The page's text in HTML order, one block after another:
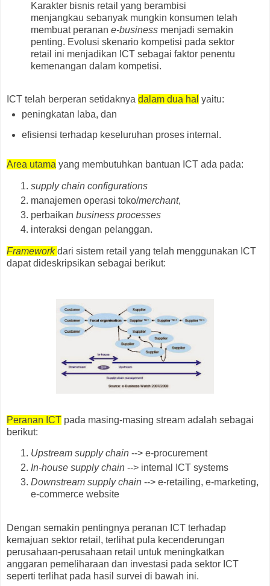
Karakter bisnis retail yang berambisi
menjangkau sebanyak mungkin konsumen telah
membuat peranan e-business menjadi semakin
penting. Evolusi skenario kompetisi pada sektor
retail ini menjadikan ICT sebagai faktor penentu
kemenangan dalam kompetisi.
ICT telah berperan setidaknya dalam dua hal yaitu:
peningkatan laba, dan
efisiensi terhadap keseluruhan proses internal.
Area utama yang membutuhkan bantuan ICT ada pada:
supply chain configurations
manajemen operasi toko/merchant,
perbaikan business processes
interaksi dengan pelanggan.
Frameworkdari sistem retail yang telah menggunakan ICT
dapat dideskripsikan sebagai berikut:
Peranan ICT pada masing-masing stream adalah sebagai
berikut:
Upstream supply chain --> e-procurement
In-house supply chain --> internal ICT systems
Downstream supply chain --> e-retailing, e-marketing,
e-commerce website
Dengan semakin pentingnya peranan ICT terhadap
kemajuan sektor retail, terlihat pula kecenderungan
perusahaan-perusahaan retail untuk meningkatkan
anggaran pemeliharaan dan investasi pada sektor ICT
seperti terlihat pada hasil survei di bawah ini.